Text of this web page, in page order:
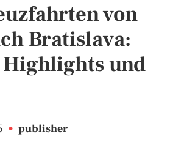
von
Bratislava:
und
• publisher